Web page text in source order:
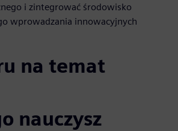
i zintegrować środowisko
wprowadzania innowacyjnych
na temat
nauczysz